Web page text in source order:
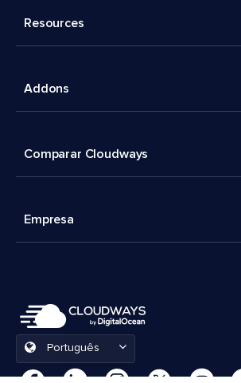
Resources
Addons
Comparar Cloudways
Empresa
Português